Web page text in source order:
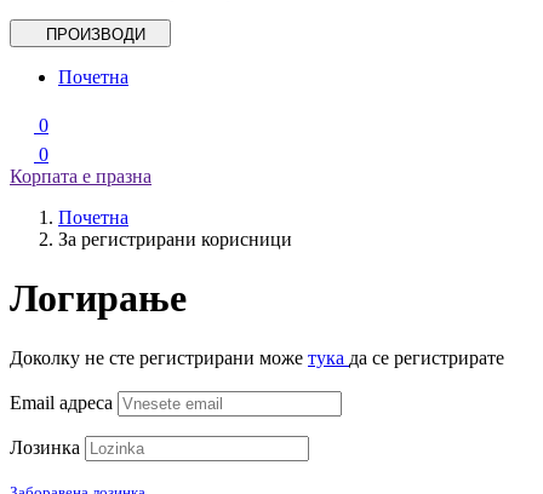
ПРОИЗВОДИ
Почетна
0
0
Корпата е празна
Почетна
За регистрирани корисници
Логирање
Доколку не сте регистрирани може тука да се регистрирате
Email адреса
Лозинка